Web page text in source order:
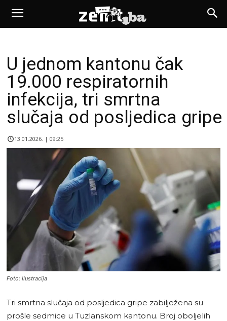
U jednom kantonu čak
19.000 respiratornih
infekcija, tri smrtna
slučaja od posljedica gripe
13.01.2026. | 09:25
Foto: Ilustracija
Tri smrtna slučaja od posljedica gripe zabilježena su
prošle sedmice u Tuzlanskom kantonu. Broj oboljelih